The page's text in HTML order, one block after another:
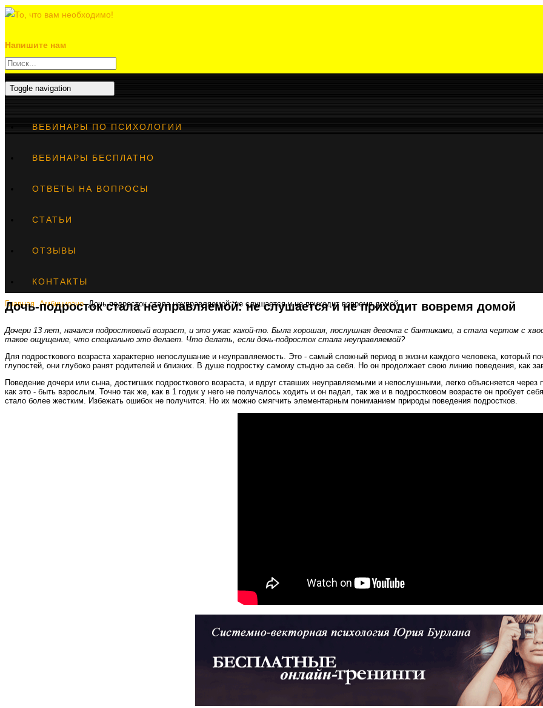
Напишите нам
Toggle navigation
ВЕБИНАРЫ ПО ПСИХОЛОГИИ
ВЕБИНАРЫ БЕСПЛАТНО
ОТВЕТЫ НА ВОПРОСЫ
СТАТЬИ
ОТЗЫВЫ
КОНТАКТЫ
Главная Амбициозно Дочь-подросток стала неуправляемой: не слушается и не приходит вовремя домой
Дочь-подросток стала неуправляемой: не слушается и не приходит вовремя домой
Дочери 13 лет, начался подростковый возраст, и это ужас какой-то. Была хорошая, послушная девочка с бантиками, а стала чертом с
такое ощущение, что специально это делает. Что делать, если дочь-подросток стала неуправляемой?
Для подросткового возраста характерно непослушание и неуправляемость. Это - самый сложный период в жизни каждого человека, который
глупостей, они глубоко ранят родителей и близких. В душе подростку самому стыдно за себя. Но он продолжает свою линию поведения, как
Поведение дочери или сына, достигших подросткового возраста, и вдруг ставших неуправляемыми и непослушными, легко объясняется через
как это - быть взрослым. Точно так же, как в 1 годик у него не получалось ходить и он падал, так же и в подростковом возрасте он пробует
стало более жестким. Избежать ошибок не получится. Но их можно смягчить элементарным пониманием природы поведения подростков.